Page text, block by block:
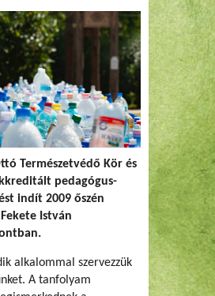
Természetvédő Kör és
pedagógus-
indít 2009 őszén
István
alkalommal szervezzük
A tanfolyam